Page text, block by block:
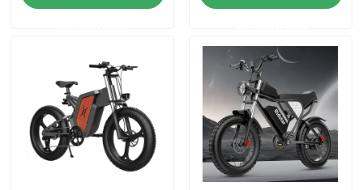
Tentang kami